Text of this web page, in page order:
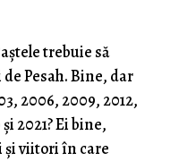
trebuie să
Pesah. Bine, dar
2006, 2009, 2012,
2021? Ei bine,
și viitori în care